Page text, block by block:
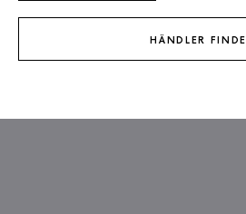
HÄNDLER